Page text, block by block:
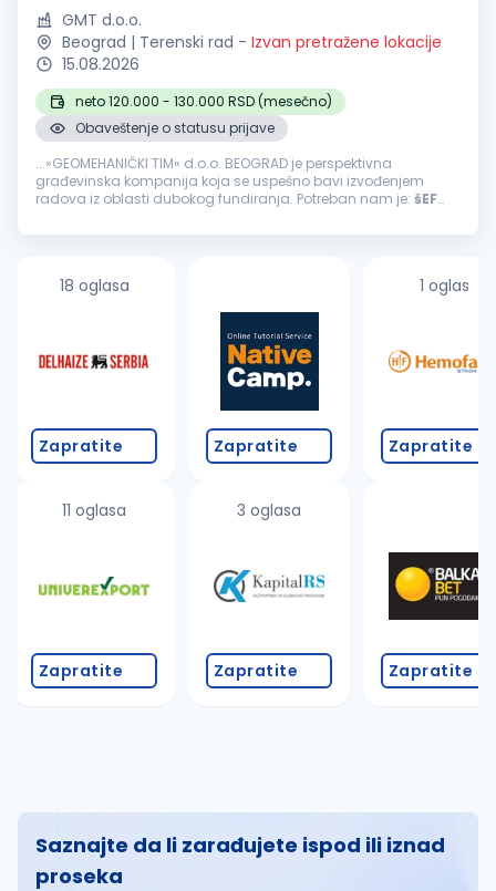
GMT d.o.o.
Beograd | Terenski rad - Izvan pretražene lokacije
15.08.2026
neto 120.000 - 130.000 RSD (mesečno)
Obaveštenje o statusu prijave
...»GEOMEHANIČKI TIM« d.o.o. BEOGRAD je perspektivna
građevinska kompanija koja se uspešno bavi izvođenjem
radova iz oblasti dubokog fundiranja. Potreban nam je: šEF
drugim...
18 oglasa
Zapratite
11 oglasa
Zapratite
Zapratite
3 oglasa
Zapratite
1 oglas
Zapratite
Zapratite
Saznajte da li zarađujete ispod ili iznad
proseka